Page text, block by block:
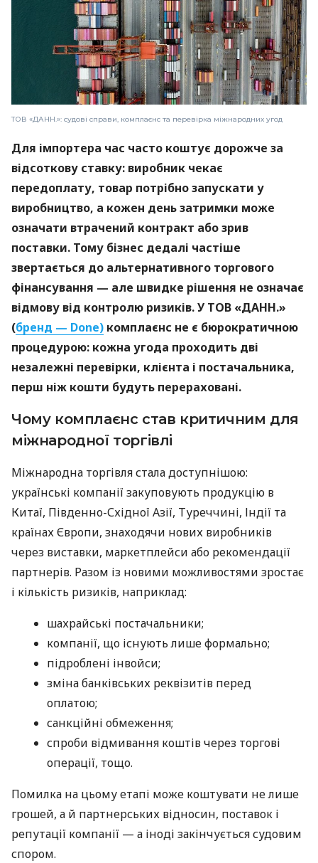
ТОВ «ДАНН.»: судові справи, комплаєнс та перевірка міжнародних угод
Для імпортера час часто коштує дорожче за
відсоткову ставку: виробник чекає
передоплату, товар потрібно запускати у
виробництво, а кожен день затримки може
означати втрачений контракт або зрив
поставки. Тому бізнес дедалі частіше
звертається до альтернативного торгового
фінансування — але швидке рішення не означає
відмову від контролю ризиків. У ТОВ «ДАНН.»
(бренд — Done) комплаєнс не є бюрократичною
процедурою: кожна угода проходить дві
незалежні перевірки, клієнта і постачальника,
перш ніж кошти будуть перераховані.
Чому комплаєнс став критичним для
міжнародної торгівлі
Міжнародна торгівля стала доступнішою:
українські компанії закуповують продукцію в
Китаї, Південно-Східної Азії, Туреччині, Індії та
країнах Європи, знаходячи нових виробників
через виставки, маркетплейси або рекомендації
партнерів. Разом із новими можливостями зростає
і кількість ризиків, наприклад:
шахрайські постачальники;
компанії, що існують лише формально;
підроблені інвойси;
зміна банківських реквізитів перед
оплатою;
санкційні обмеження;
спроби відмивання коштів через торгові
операції, тощо.
Помилка на цьому етапі може коштувати не лише
грошей, а й партнерських відносин, поставок і
репутації компанії — а іноді закінчується судовим
спором.